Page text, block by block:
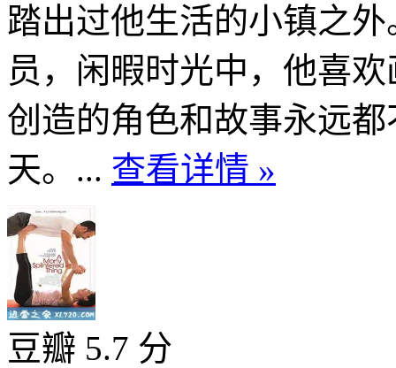
踏出过他生活的小镇之
员，闲暇时光中，他喜
创造的角色和故事永远
天。... 查看详情 »
豆瓣 5.7 分